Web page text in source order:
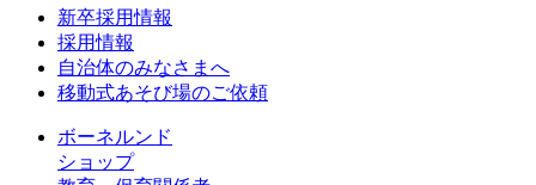
新卒採用情報
採用情報
自治体のみなさまへ
移動式あそび場のご依頼
ボーネルンド
ショップ